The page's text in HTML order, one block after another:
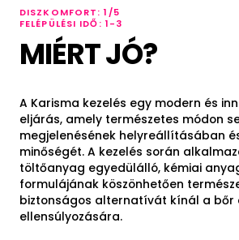
DISZKOMFORT: 1/5
FELÉPÜLÉSI IDŐ: 1-3
MIÉRT JÓ?
A Karisma kezelés egy modern és
eljárás, amely természetes módon
megjelenésének helyreállításában
minőségét. A kezelés során
töltőanyag egyedülálló, kémiai
formulájának köszönhetően
biztonságos alternatívát kínál a bőr
ellensúlyozására.